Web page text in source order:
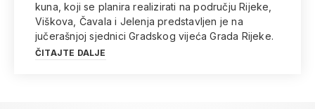
kuna, koji se planira realizirati na području Rijeke,
Viškova, Čavala i Jelenja predstavljen je na
jučerašnjoj sjednici Gradskog vijeća Grada Rijeke.
ČITAJTE DALJE